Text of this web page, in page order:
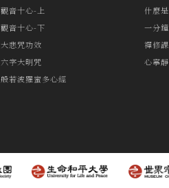
觀音十心-上
觀音十心-下
大悲咒功效
六字大明咒
般若波羅蜜多心經
什麼
一分
禪修
心寧